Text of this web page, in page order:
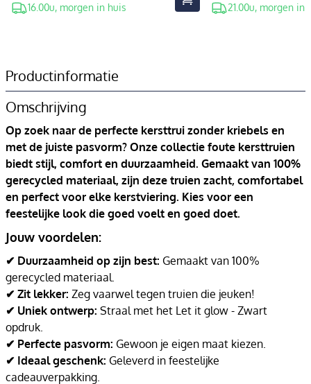
16.00u, morgen in huis 21.00u, morgen in
Productinformatie
Omschrijving
Op zoek naar de perfecte kersttrui zonder kriebels en
met de juiste pasvorm? Onze collectie foute kersttruien
biedt stijl, comfort en duurzaamheid. Gemaakt van 100%
gerecycled materiaal, zijn deze truien zacht, comfortabel
en perfect voor elke kerstviering. Kies voor een
feestelijke look die goed voelt en goed doet.
Jouw voordelen:
✔ Duurzaamheid op zijn best: Gemaakt van 100%
gerecycled materiaal.
✔ Zit lekker: Zeg vaarwel tegen truien die jeuken!
✔ Uniek ontwerp: Straal met het Let it glow - Zwart
opdruk.
✔ Perfecte pasvorm: Gewoon je eigen maat kiezen.
✔ Ideaal geschenk: Geleverd in feestelijke
cadeauverpakking.